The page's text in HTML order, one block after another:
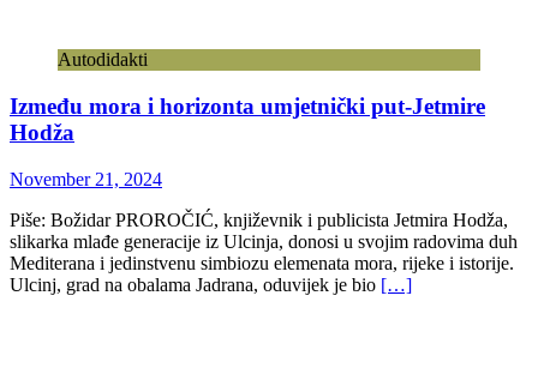
Autodidakti
Između mora i horizonta umjetnički put-Jetmire
Hodža
November 21, 2024
Piše: Božidar PROROČIĆ, književnik i publicista Jetmira Hodža,
slikarka mlađe generacije iz Ulcinja, donosi u svojim radovima duh
Mediterana i jedinstvenu simbiozu elemenata mora, rijeke i istorije.
Ulcinj, grad na obalama Jadrana, oduvijek je bio […]